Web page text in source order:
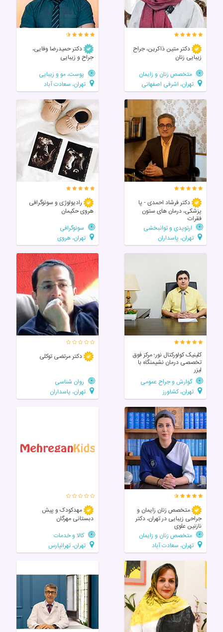
دکتر متین ذاکرین، جراح
زیبایی زنان
متخصص زنان و زایمان
تهران، اشرفی اصفهانی
دکتر حمیدرضا وفایی،
جراح و زیبایی
پوست، مو و زیبایی
تهران، سعادت آباد
دکتر فرشاد احمدی - پا
پزشکی، درمان های ستون
فقرات
ارتوپدی و توانبخشی
تهران، پاسداران
رادیولوژی و سونوگرافی
هروی حکیمان
سونوگرافی
تهران، هروی
کلینیک کولورکتال نور؛ مرکز فوق‌
تخصصی درمان نشیمنگاه با
لیزر
گوارش و جراح عمومی
تهران، کشاورز
دکتر مرتضی توکلی
روان شناسی
تهران، پاسداران
متخصص زنان زایمان و
جراحی زیبایی در تهران، دکتر
نازنین علوی
متخصص زنان و زایمان
تهران، سعادت آباد
مهدکودک و پیش
دبستانی مهرگان
کالا و خدمات
تهران، تهرانپارس